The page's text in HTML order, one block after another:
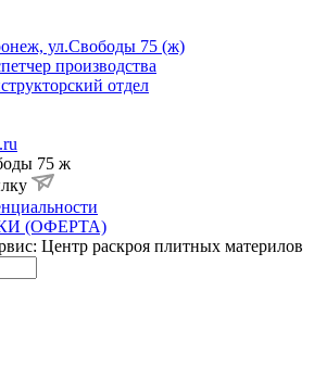
ул.Свободы 75 (ж)
производства
отдел
75 ж
(ОФЕРТА)
Центр раскроя плитных материлов